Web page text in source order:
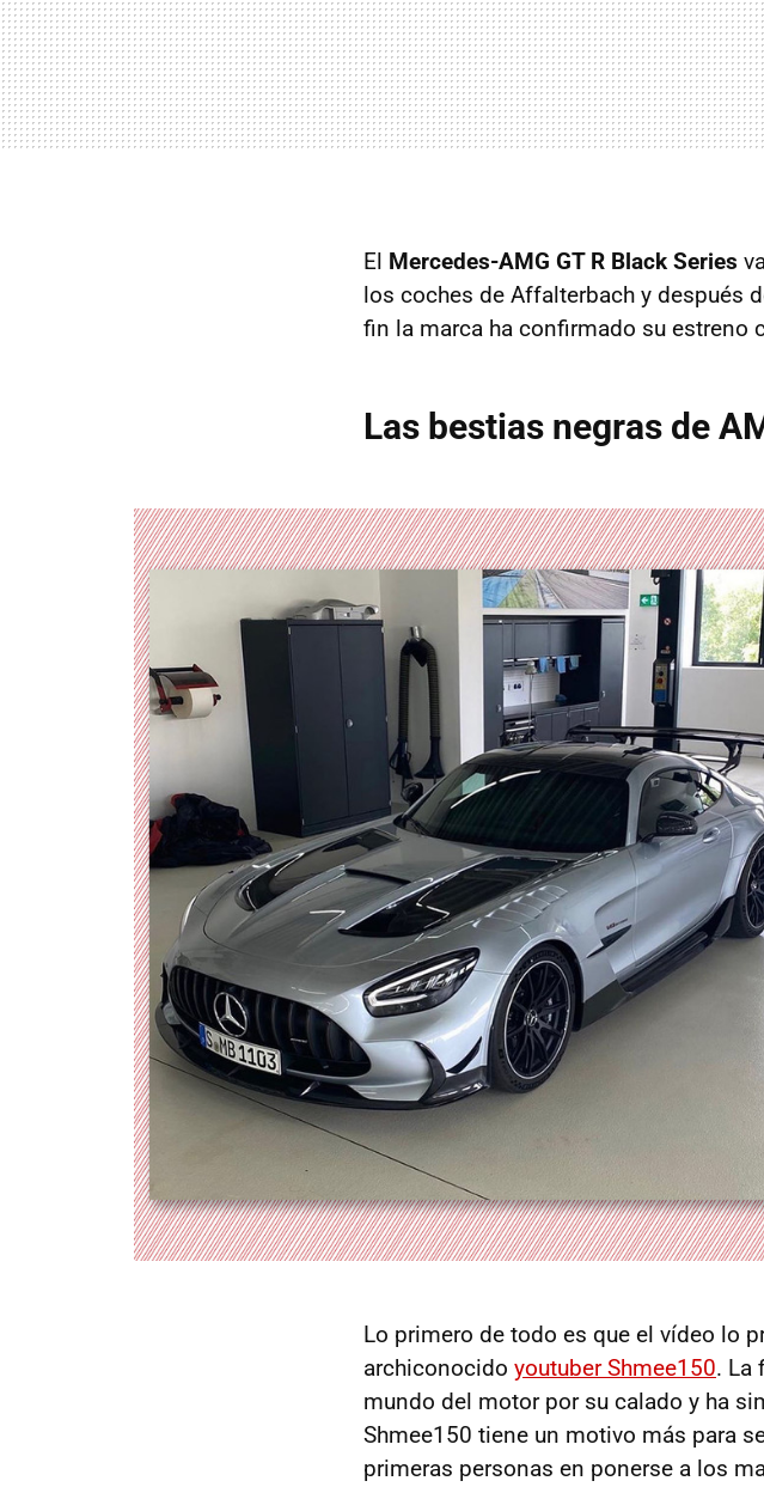
El Mercedes-AMG GT R Black Series
los coches de Affalterbach y después
fin la marca ha confirmado su estreno
Las bestias negras de
Lo primero de todo es que el vídeo lo
archiconocido youtuber Shmee150. La
mundo del motor por su calado y ha
Shmee150 tiene un motivo más para
primeras personas en ponerse a los